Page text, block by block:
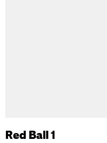
Red Ball 1